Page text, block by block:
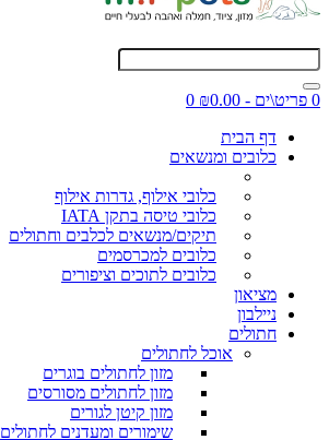
0 פריט\ים - ₪0.00
0
דף הבית
כלובים ומנשאים
כלובי אילוף, גדרות אילוף
כלובי טיסה בתקן IATA
תיקים/מנשאים לכלבים וחתולים
כלובים למכרסמים
כלובים לתוכים וציפורים
מציאון
ניילבון
חתולים
אוכל לחתולים
מזון לחתולים בוגרים
מזון לחתולים מסורסים
מזון קיטן לגורים
שימורים ומעדנים לחתולים